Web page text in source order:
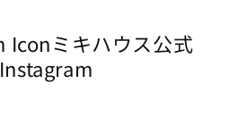
ミキハウス公式
Instagram